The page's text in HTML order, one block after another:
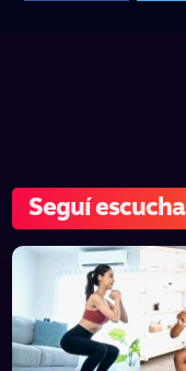
Seguí